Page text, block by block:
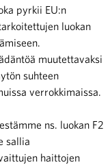
pyrkii EU:n
luokan
muutettavaksi
suhteen
verrokkimaissa.
ns. luokan F2
sallia
haittojen